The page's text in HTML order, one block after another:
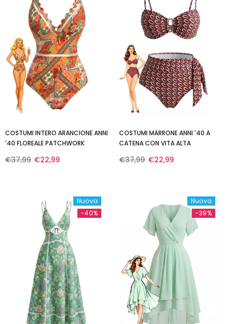
COSTUMI INTERO ARANCIONE ANNI
'40 FLOREALE PATCHWORK
€37,99 €22,99
COSTUMI MARRONE ANNI '40 A
CATENA CON VITA ALTA
€37,99 €22,99
Nuova
-40%
Nuova
-39%